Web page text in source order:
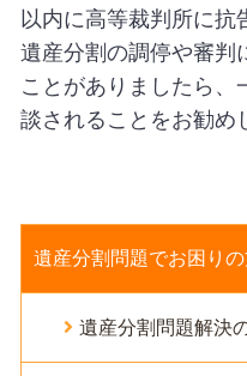
以内に高等裁判所に抗
遺産分割の調停や審判
ことがありましたら、
談されることをお勧め
遺産分割問題でお困り
遺産分割問題解決